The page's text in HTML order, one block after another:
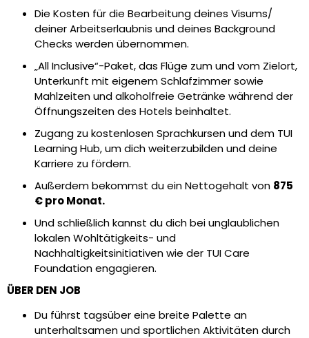
Die Kosten für die Bearbeitung deines Visums/
deiner Arbeitserlaubnis und deines Background
Checks werden übernommen.
„All Inclusive“-Paket, das Flüge zum und vom Zielort,
Unterkunft mit eigenem Schlafzimmer sowie
Mahlzeiten und alkoholfreie Getränke während der
Öffnungszeiten des Hotels beinhaltet.
Zugang zu kostenlosen Sprachkursen und dem TUI
Learning Hub, um dich weiterzubilden und deine
Karriere zu fördern.
Außerdem bekommst du ein Nettogehalt von 875
€ pro Monat.
Und schließlich kannst du dich bei unglaublichen
lokalen Wohltätigkeits- und
Nachhaltigkeitsinitiativen wie der TUI Care
Foundation engagieren.
ÜBER DEN JOB
Du führst tagsüber eine breite Palette an
unterhaltsamen und sportlichen Aktivitäten durch